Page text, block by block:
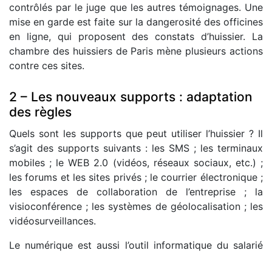
contrôlés par le juge que les autres témoignages. Une
mise en garde est faite sur la dangerosité des officines
en ligne, qui proposent des constats d’huissier. La
chambre des huissiers de Paris mène plusieurs actions
contre ces sites.
2 – Les nouveaux supports : adaptation
des règles
Quels sont les supports que peut utiliser l’huissier ? Il
s’agit des supports suivants : les SMS ; les terminaux
mobiles ; le WEB 2.0 (vidéos, réseaux sociaux, etc.) ;
les forums et les sites privés ; le courrier électronique ;
les espaces de collaboration de l’entreprise ; la
visioconférence ; les systèmes de géolocalisation ; les
vidéosurveillances.
Le numérique est aussi l’outil informatique du salarié